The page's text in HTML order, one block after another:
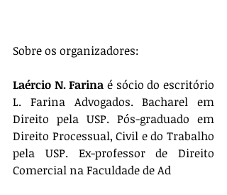
Sobre os organizadores:
Laércio N. Farina é sócio do escritório
L. Farina Advogados. Bacharel em
Direito pela USP. Pós-graduado em
Direito Processual, Civil e do Trabalho
pela USP. Ex-professor de Direito
Comercial na Faculdade de Ad